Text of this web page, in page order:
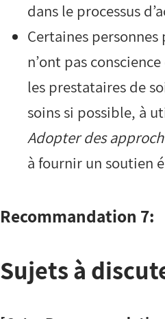
dans le processus
Certaines personnes
n’ont pas
les prestataires de
soins si possible, à
Adopter des
à fournir un soutien
Recommandation 7:
Sujets à